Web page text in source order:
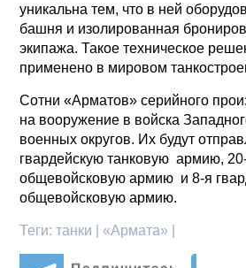
уникальна тем, что в ней
башня и изолированная
экипажа. Такое техническое
применено в мировом
Сотни «Арматов» серийного
на вооружение в войска
военных округов. Их будут
гвардейскую танковую армию,
общевойсковую армию и 8-я
общевойсковую армию.
Теги:танки | «Армата» |